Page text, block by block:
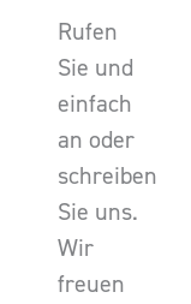
Rufen
Sie und
einfach
an oder
schreiben
Sie uns.
Wir
freuen